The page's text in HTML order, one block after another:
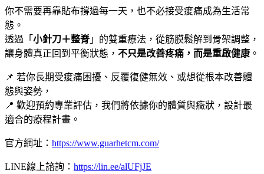
你不需要再靠貼布撐過每一天，也不必接受痠痛成為生活常
態。
透過「 小針刀＋整脊」的雙重療法，從筋膜鬆解到骨架調整，
讓身體真正回到平衡狀態， 不只是改善疼痛，而是重啟健康 。
📌 若你長期受痠痛困擾、反覆復健無效、或想從根本改善體
態與姿勢，
📍 歡迎預約專業評估，我們將依據你的體質與癥狀，設計最
適合的療程計畫。
官方網址： https://www.guarhetcm.com/
LINE線上諮詢： https://lin.ee/alUFjJE